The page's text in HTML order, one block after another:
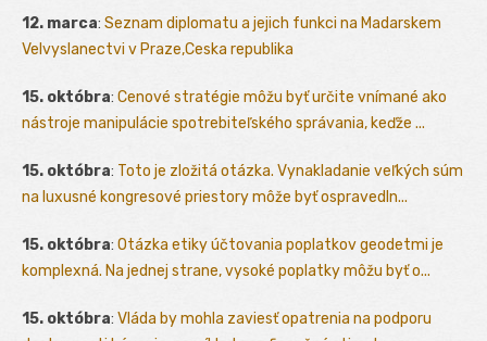
12. marca: Seznam diplomatu a jejich funkci na Madarskem
Velvyslanectvi v Praze,Ceska republika
15. októbra: Cenové stratégie môžu byť určite vnímané ako
nástroje manipulácie spotrebiteľského správania, keďže ...
15. októbra: Toto je zložitá otázka. Vynakladanie veľkých súm
na luxusné kongresové priestory môže byť ospravedln...
15. októbra: Otázka etiky účtovania poplatkov geodetmi je
komplexná. Na jednej strane, vysoké poplatky môžu byť o...
15. októbra: Vláda by mohla zaviesť opatrenia na podporu